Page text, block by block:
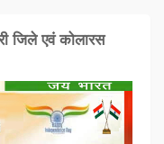
जिले एवं कोलारस